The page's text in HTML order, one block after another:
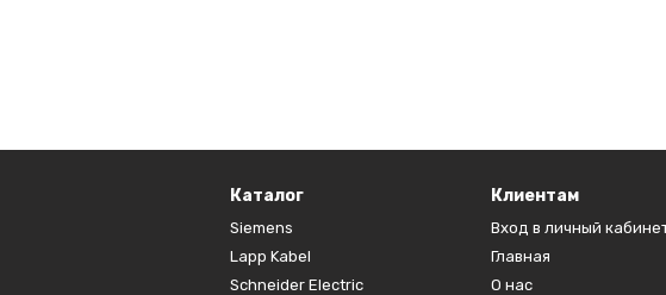
Каталог
Siemens
Lapp Kabel
Schneider Electric
Клиентам
Вход в личный
Главная
О нас